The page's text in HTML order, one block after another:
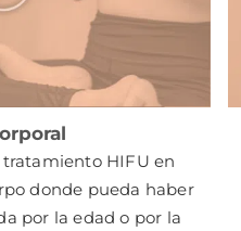
HIFU en
donde pueda haber
por la edad o por la